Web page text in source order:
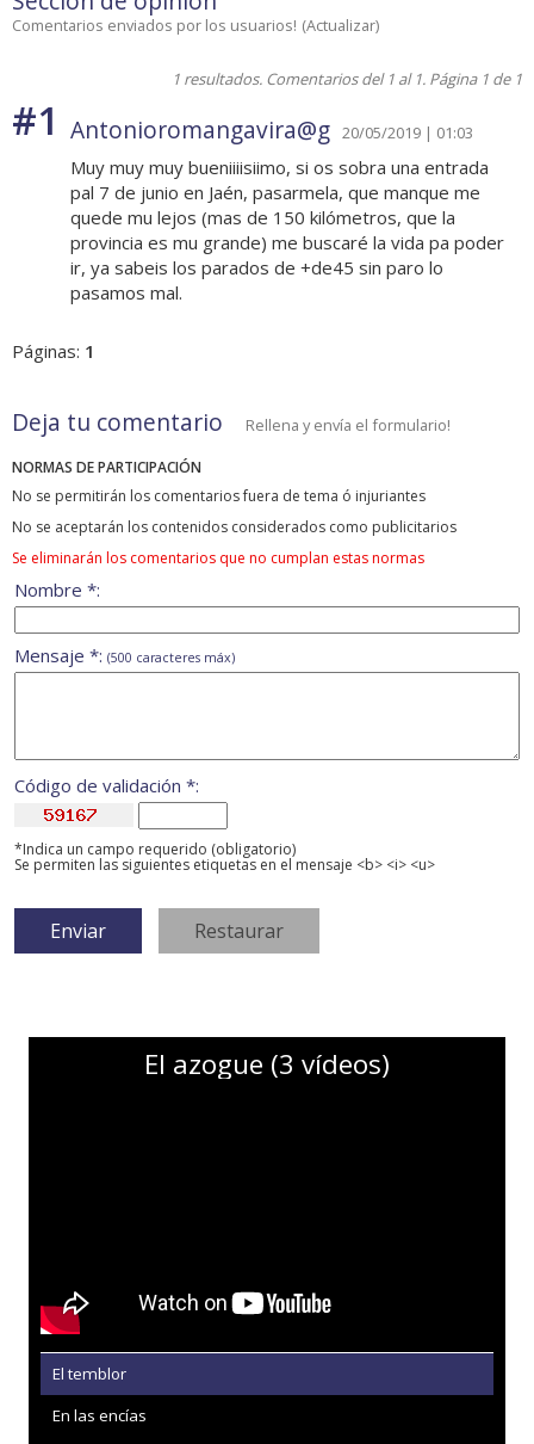
Comentarios enviados por los usuarios! (Actualizar)
1 resultados. Comentarios del 1 al 1. Página 1 de 1
#1 Antonioromangavira@g 20/05/2019 | 01:03
Muy muy muy bueniiiisiimo, si os sobra una entrada
pal 7 de junio en Jaén, pasarmela, que manque me
quede mu lejos (mas de 150 kilómetros, que la
provincia es mu grande) me buscaré la vida pa poder
ir, ya sabeis los parados de +de45 sin paro lo
pasamos mal.
Páginas: 1
Deja tu comentario Rellena y envía el formulario!
NORMAS DE PARTICIPACIÓN
No se permitirán los comentarios fuera de tema ó injuriantes
No se aceptarán los contenidos considerados como publicitarios
Se eliminarán los comentarios que no cumplan estas normas
Nombre *:
Mensaje *: (500 caracteres máx)
Código de validación *:
*Indica un campo requerido (obligatorio)
Se permiten las siguientes etiquetas en el mensaje <b> <i> <u>
El azogue (3 vídeos)
El temblor
En las encías